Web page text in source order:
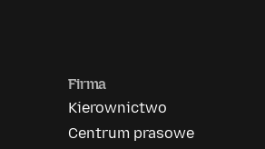
Firma
Kierownictwo
Centrum prasowe